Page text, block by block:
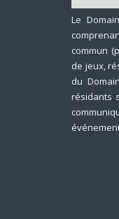
Le
commun
de jeux,
du
résidants